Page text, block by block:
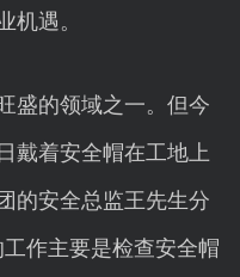
机遇。
盛的领域之一。但今
戴着安全帽在工地上
的安全总监王先生分
作主要是检查安全帽